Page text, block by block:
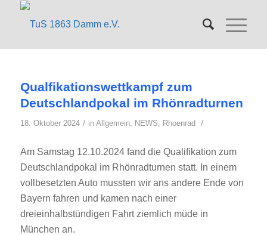
Qualfikationswettkampf zum
Deutschlandpokal im Rhönradturnen
18. Oktober 2024 / in Allgemein, NEWS, Rhoenrad /
Am Samstag 12.10.2024 fand die Qualifikation zum
Deutschlandpokal im Rhönradturnen statt. In einem
vollbesetzten Auto mussten wir ans andere Ende von
Bayern fahren und kamen nach einer
dreieinhalbstündigen Fahrt ziemlich müde in
München an.